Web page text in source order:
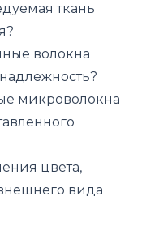
ткань
волокна
микроволокна
цвета,
вида